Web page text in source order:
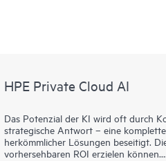
HPE Private Cloud AI
Das Potenzial der KI wird oft durch
strategische Antwort – eine
herkömmlicher Lösungen beseitigt.
vorhersehbaren ROI erzielen können.